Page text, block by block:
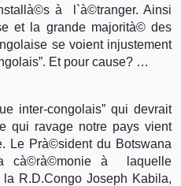
à l`à©tranger. Ainsi
et la grande majorità© des
se voient injustement
Et pour cause? …
inter-congolais” qui devrait
ravage notre pays vient
Le Prà©sident du Botswana
cà©rà©monie à laquelle
R.D.Congo Joseph Kabila,